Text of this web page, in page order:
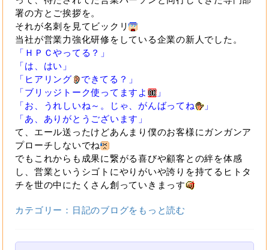
署の方とご挨拶を。
それが名刺を見てビックリ
当社が営業力強化研修をしている企業の新人でした。
「ＨＰＣやってる？」
「は、はい」
「ヒアリング
できてる？」
「ブリッジトーク使ってますよ
」
「お、うれしいね～。じゃ、がんばってね
」
「あ、ありがとうございます」
て、エール送ったけどあんまり僕のお客様にガンガンア
プローチしないでね
でもこれからも成果に繋がる喜びや顧客との絆を体感
し、営業というシゴトにやりがいや誇りを持てるヒトタ
チを世の中にたくさん創っていきまっす
カテゴリー：日記のブログをもっと読む